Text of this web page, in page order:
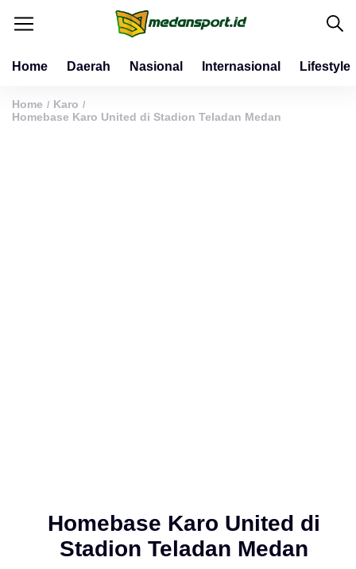
Home Daerah Nasional Internasional Lifestyle
Home / Karo /
Homebase Karo United di Stadion Teladan Medan
Homebase Karo United di
Stadion Teladan Medan